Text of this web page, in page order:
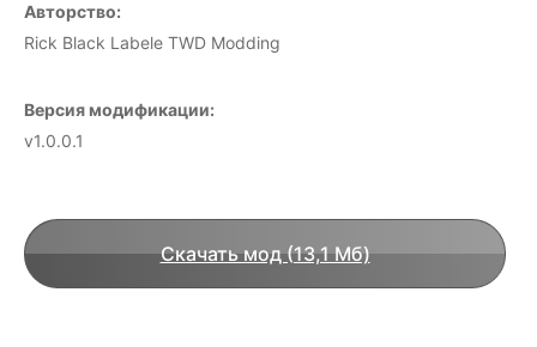
Авторство:
Rick Black Labele TWD Modding
Версия модификации:
v1.0.0.1
Скачать мод (13,1 Мб)